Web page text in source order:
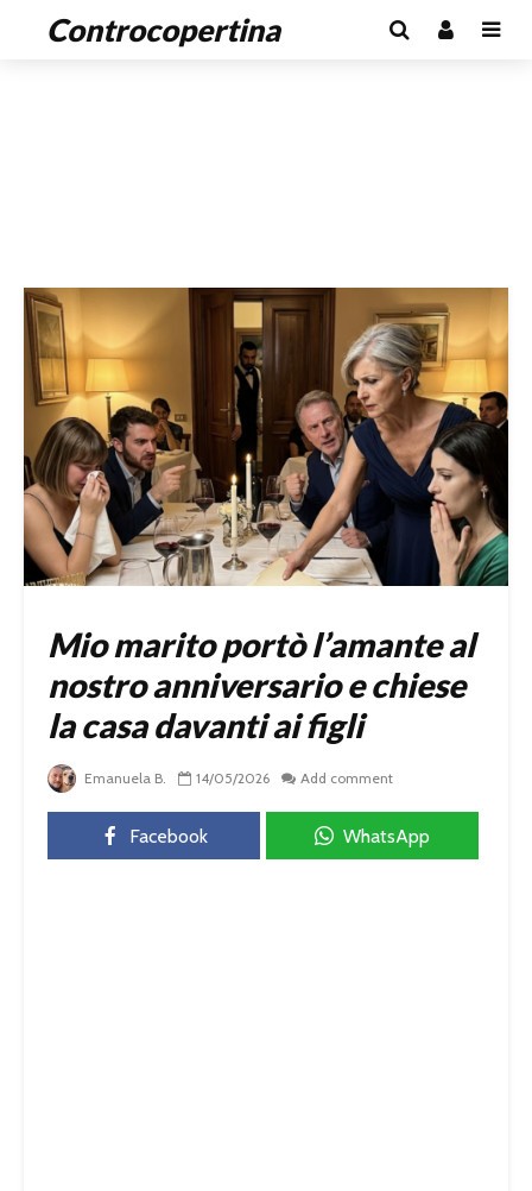
Controcopertina
Mio marito portò l’amante al
nostro anniversario e chiese
la casa davanti ai figli
Emanuela B. 14/05/2026 Add comment
Facebook WhatsApp